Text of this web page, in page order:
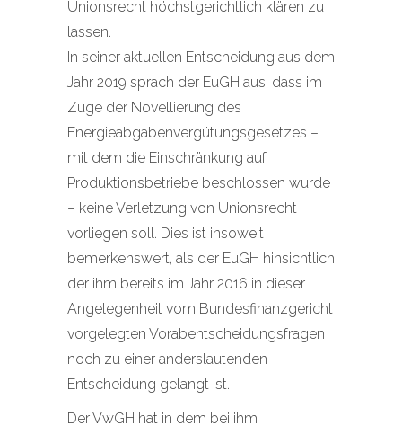
Unionsrecht höchstgerichtlich klären zu
lassen.
In seiner aktuellen Entscheidung aus dem
Jahr 2019 sprach der EuGH aus, dass im
Zuge der Novellierung des
Energieabgabenvergütungsgesetzes –
mit dem die Einschränkung auf
Produktionsbetriebe beschlossen wurde
– keine Verletzung von Unionsrecht
vorliegen soll. Dies ist insoweit
bemerkenswert, als der EuGH hinsichtlich
der ihm bereits im Jahr 2016 in dieser
Angelegenheit vom Bundesfinanzgericht
vorgelegten Vorabentscheidungsfragen
noch zu einer anderslautenden
Entscheidung gelangt ist.
Der VwGH hat in dem bei ihm